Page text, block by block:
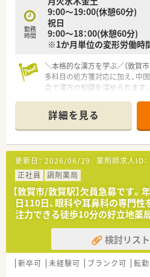
勤務
時間
9:00～19:00(休憩60分)
祝日
9:00～18：00(休憩60分)
※1か月単位の変形労働時
＼本格的な漢方を学ぶ／（敦賀
多科目の処方箋対応に加え、中
会で漢方の知識を深められます
＊------------------------------------------
【店舗情報と応需状況について】
■敦賀駅から車で8分ほどの立
50枚から70枚ほど応需している
■整形外科や内科をはじめ多岐
で受け付けており、幅広い知識を
■かかりつけ薬剤師の取得や老
り、地域医療に深く貢献できる
【法人特徴について】
■敦賀市内に3つの店舗を展開
局で、漢方相談をメイン事業と
■40代前半の代表自らが現場の
患者様への投薬指導を非常に大
詳細を見る
更新日： 2026/06/29 薬剤師求人ID：
正社員
調剤薬局
【敦賀市/敦賀駅】欠員急募です
日110日、眼科や耳鼻科の専門
注力できる徒歩10分の好立地薬
検討リス
新卒可 未経験可 ブランク可 転